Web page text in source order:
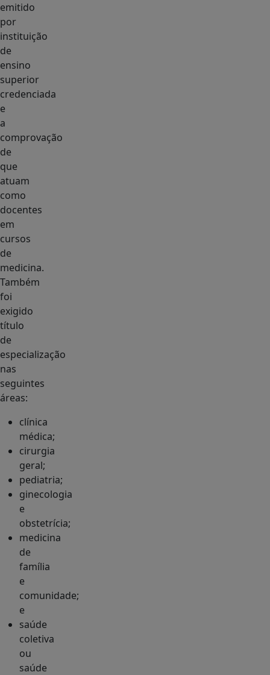
emitido
por
instituição
de
ensino
superior
credenciada
e
a
comprovação
de
que
atuam
como
docentes
em
cursos
de
medicina.
Também
foi
exigido
título
de
especialização
nas
seguintes
áreas:
clínica
médica;
cirurgia
geral;
pediatria;
ginecologia
e
obstetrícia;
medicina
de
família
e
comunidade;
e
saúde
coletiva
ou
saúde